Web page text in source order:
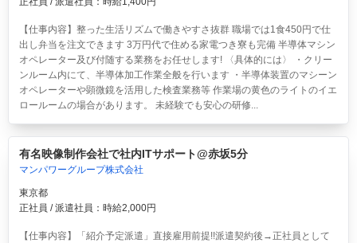
【仕事内容】整った生活リズムで働きやすさ抜群 職場では1食450円で仕
出し弁当を注文できます 3万円代で住める家電つき寮も完備 半導体マシン
オペレーター及び付随する業務をお任せします! 〈具体的には〉 ・クリー
ンルーム内にて、半導体加工作業全般を行います ・半導体装置のマシーン
オペレーターや顕微鏡を活用した検査業務等 作業場の黄色のライトのイエ
ロールームの場合があります。 未経験でも安心の研修...
有名映像制作会社で社内ITサポート@赤坂5分
マンパワーグループ株式会社
東京都
正社員 / 派遣社員：時給2,000円
【仕事内容】「紹介予定派遣」直接雇用前提!!派遣契約後→正社員として